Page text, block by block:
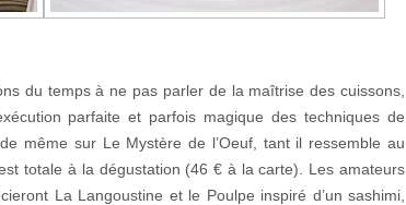
du temps à ne pas parler de la maîtrise des cuissons,
parfaite et parfois magique des techniques de
même sur Le Mystère de l’Oeuf, tant il ressemble au
totale à la dégustation (46 € à la carte). Les amateurs
La Langoustine et le Poulpe inspiré d’un sashimi,